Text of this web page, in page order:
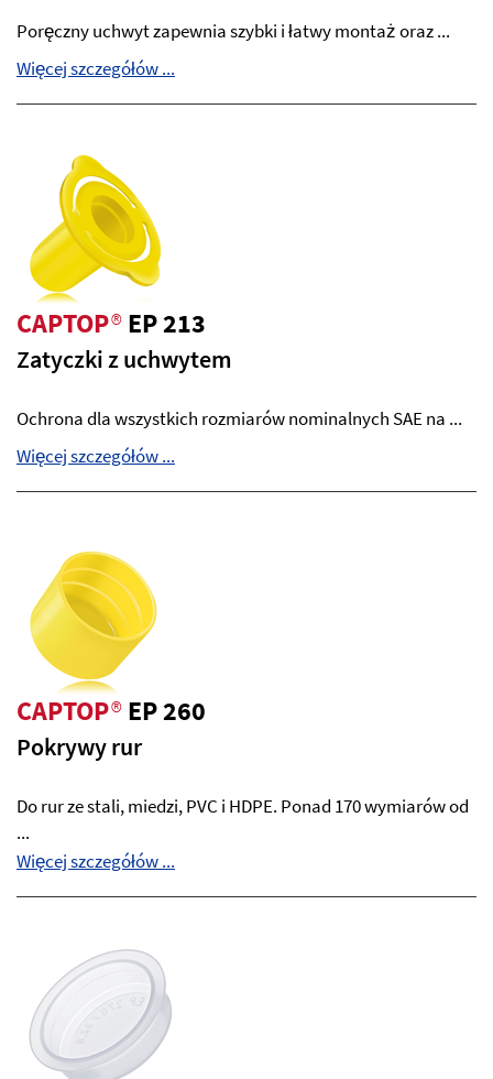
Poręczny uchwyt zapewnia szybki i łatwy montaż oraz ...
Więcej szczegółów ...
CAPTOP®EP 213
Zatyczki z uchwytem
Ochrona dla wszystkich rozmiarów nominalnych SAE na ...
Więcej szczegółów ...
CAPTOP®EP 260
Pokrywy rur
Do rur ze stali, miedzi, PVC i HDPE. Ponad 170 wymiarów od
...
Więcej szczegółów ...